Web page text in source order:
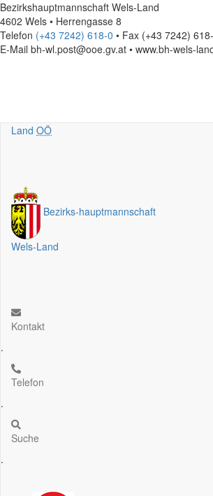
Bezirkshauptmannschaft Wels-Land
4602 Wels • Herrengasse 8
Telefon (+43 7242) 618-0 • Fax (+43 7242)
E-Mail bh-wl.post@ooe.gv.at • www.bh-wels-
Land OÖ
Bezirks-hauptmannschaft
Wels-Land
Kontakt
.
Telefon
.
Suche
.